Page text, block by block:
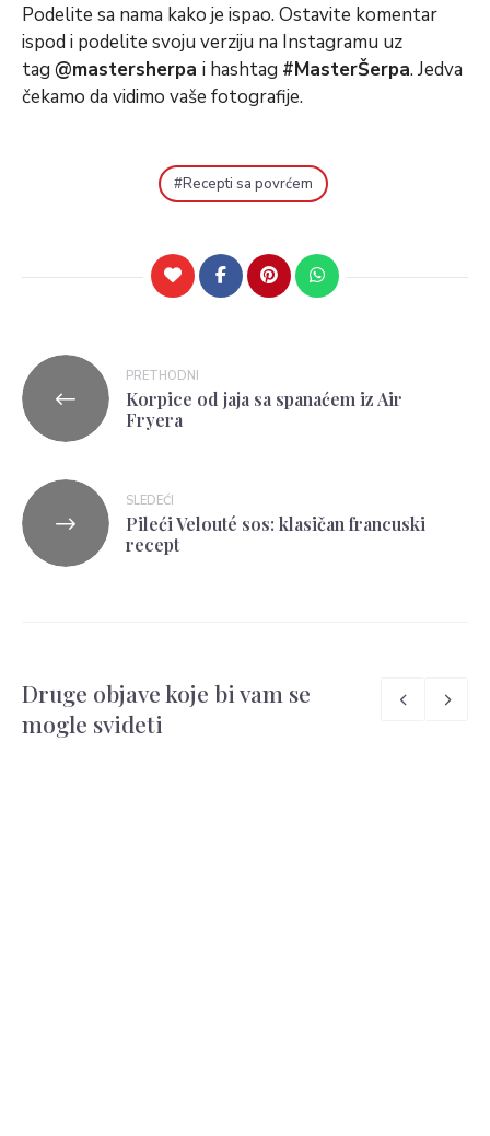
Podelite sa nama kako je ispao. Ostavite komentar
ispod i podelite svoju verziju na Instagramu uz
tag @mastersherpa i hashtag #MasterŠerpa. Jedva
čekamo da vidimo vaše fotografije.
Recepti sa povrćem
PRETHODNI
Korpice od jaja sa spanaćem iz Air
Fryera
SLEDEĆI
Pileći Velouté sos: klasičan francuski
recept
Druge objave koje bi vam se
mogle svideti